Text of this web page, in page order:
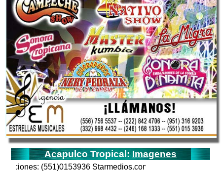
Acapulco Tropical:Imagenes